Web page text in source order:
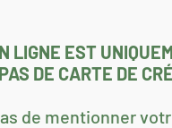
LIGNE EST
DE CARTE DE
de mentionner